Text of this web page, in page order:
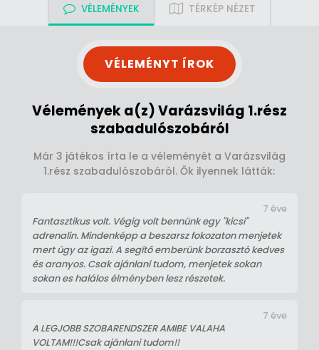
VÉLEMÉNYEK TÉRKÉP NÉZET
VÉLEMÉNYT ÍROK
Vélemények a(z) Varázsvilág 1.rész
szabadulószobáról
Már 3 játékos írta le a véleményét a Varázsvilág
1.rész szabadulószobáról. Ők ilyennek látták:
Fantasztikus volt. Végig volt bennünk egy "kicsi"
adrenalin. Mindenképp a beszarsz fokozaton menjetek
mert úgy az igazi. A segítő emberünk borzasztó kedves
és aranyos. Csak ajánlani tudom, menjetek sokan
sokan es halálos élményben lesz részetek.
7 éve
A LEGJOBB SZOBARENDSZER AMIBE VALAHA
VOLTAM!!!Csak ajánlani tudom!!
7 éve